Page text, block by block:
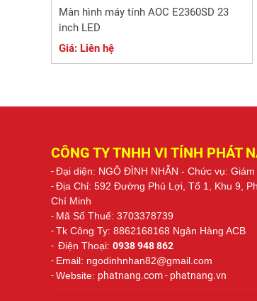
Màn hình máy tính AOC E2360SD 23
inch LED
Giá: Liên hệ
CÔNG TY TNHH VI TÍNH PHÁT
-Đại diện: NGÔ ĐÌNH NHẪN - Chức vụ:
-Địa Chỉ: 592 Đường Phú Lợi, Tổ 1, Khu 9,
Chí Minh
- Mã Số Thuế: 3703378739
-Tk Công Ty: 8862168168 Ngân Hàng ACB
- Điện Thoại: 0938 948 862
- Email: ngodinhnhan82@gmail.com
-Website: phatnang.com - phatnang.vn